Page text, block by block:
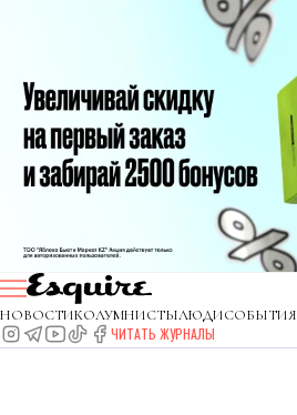
НОВОСТИКОЛУМНИСТЫЛЮДИСОБЫТИЯ
ЧИТАТЬ ЖУРНАЛЫ